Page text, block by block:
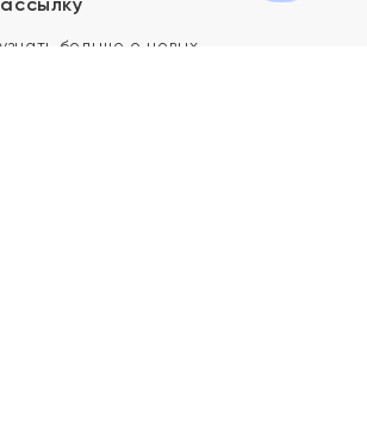
больше о новых